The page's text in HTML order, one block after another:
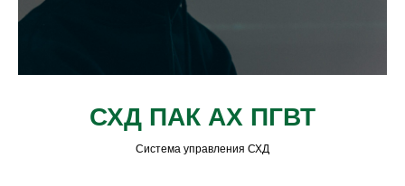
СХД ПАК АХ ПГВТ
Система управления СХД